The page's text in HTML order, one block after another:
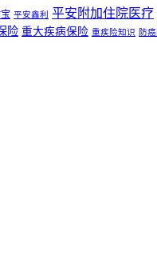
平安鑫利 平安附加住院医疗
险 重大疾病保险 重疾险知识 防